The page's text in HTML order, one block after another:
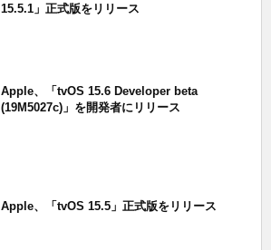
15.5.1」正式版をリリース
Apple、「tvOS 15.6 Developer beta
(19M5027c)」を開発者にリリース
Apple、「tvOS 15.5」正式版をリリース